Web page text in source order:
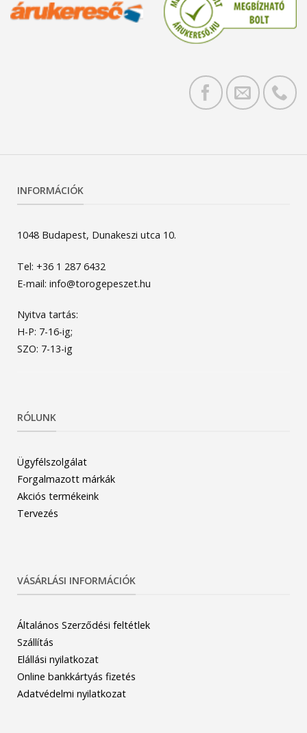
INFORMÁCIÓK
1048 Budapest, Dunakeszi utca 10.
Tel: +36 1 287 6432
E-mail: info@torogepeszet.hu
Nyitva tartás:
H-P: 7-16-ig;
SZO: 7-13-ig
RÓLUNK
Ügyfélszolgálat
Forgalmazott márkák
Akciós termékeink
Tervezés
VÁSÁRLÁSI INFORMÁCIÓK
Általános Szerződési feltétlek
Szállítás
Elállási nyilatkozat
Online bankkártyás fizetés
Adatvédelmi nyilatkozat